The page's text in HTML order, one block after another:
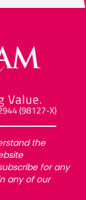
the
for any
any of our